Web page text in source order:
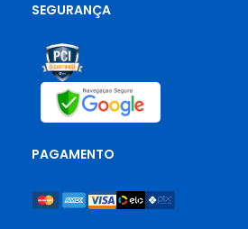
SEGURANÇA
PAGAMENTO